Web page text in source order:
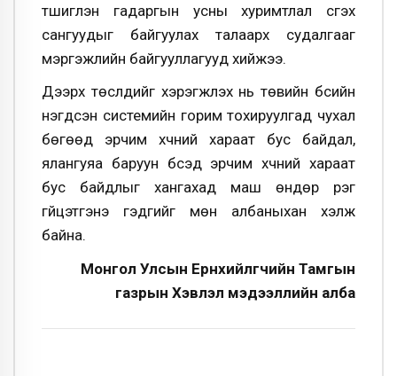
түшиглэн гадаргын усны хуримтлал үүсгэх
сангуудыг байгуулах талаарх судалгааг
мэргэжлийн байгууллагууд хийжээ.
Дээрх төслүүдийг хэрэгжүүлэх нь төвийн бүсийн
нэгдсэн системийн горим тохируулгад чухал
бөгөөд эрчим хүчний хараат бус байдал,
ялангуяа баруун бүсэд эрчим хүчний хараат
бус байдлыг хангахад маш өндөр үүрэг
гүйцэтгэнэ гэдгийг мөн албаныхан хэлж
байна.
Монгол Улсын Ерөнхийлөгчийн Тамгын
газрын Хэвлэл мэдээллийн алба